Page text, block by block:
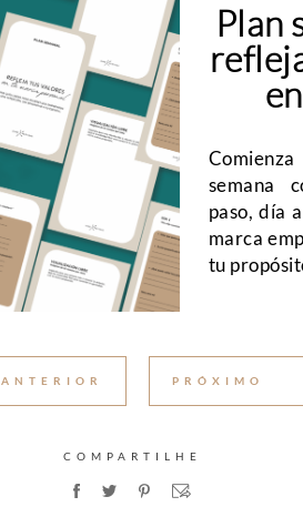
Plan
semana
paso, día
marca
tu
ANTERIOR PRÓXIMO
COMPARTILHE